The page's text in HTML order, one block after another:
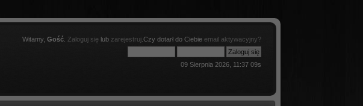
Witamy, Gość Zaloguj się lub zarejestruj .Czy dotarł do Ciebie email aktywacyjny?
09 Sierpnia 2026, 11:37 09s